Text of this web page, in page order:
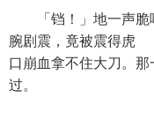
「铛！」地一声脆
腕剧震，竟被震得虎
口崩血拿不住大刀。
过。